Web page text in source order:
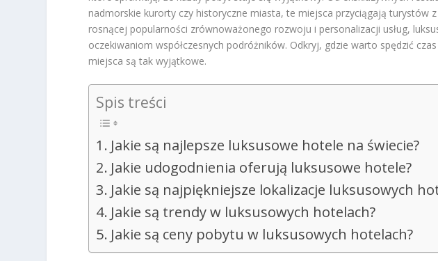
nadmorskie kurorty czy historyczne miasta, te miejsca przyciągają turystów
rosnącej popularności zrównoważonego rozwoju i personalizacji usług,
oczekiwaniom współczesnych podróżników. Odkryj, gdzie warto spędzić
miejsca są tak wyjątkowe.
Spis treści
Jakie są najlepsze luksusowe hotele na świecie?
Jakie udogodnienia oferują luksusowe hotele?
Jakie są najpiękniejsze lokalizacje luksusowych
Jakie są trendy w luksusowych hotelach?
Jakie są ceny pobytu w luksusowych hotelach?